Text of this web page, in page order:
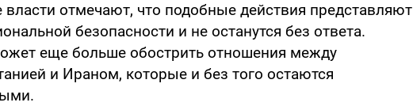
власти отмечают, что подобные действия представляют
безопасности и не останутся без ответа.
еще больше обострить отношения между
и Ираном, которые и без того остаются